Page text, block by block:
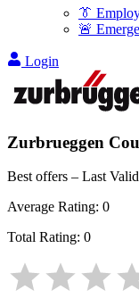
👔
🚨
Login
Zurbrueggen
Best offers – Last
Average Rating: 0
Total Rating: 0